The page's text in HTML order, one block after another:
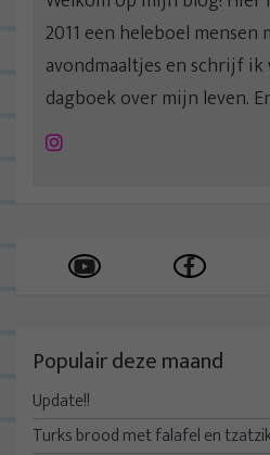
2011 een heleboel mensen
avondmaaltjes en schrijf
dagboek over mijn leven.
Instagram
Populair deze maand
Update!!
Turks brood met falafel en